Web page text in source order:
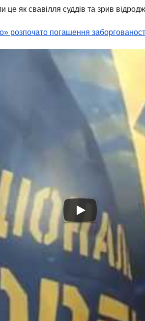
це як свавілля суддів та зрив
погашення заборгованості